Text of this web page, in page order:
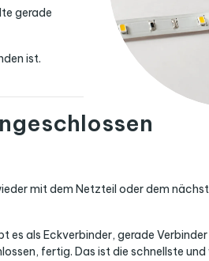
gerade
ist.
mit dem Netzteil oder dem
es als Eckverbinder, gerade
fertig. Das ist die schnellste